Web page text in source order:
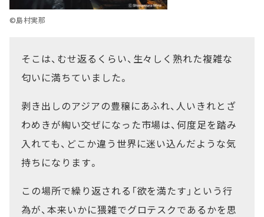
©島村実那
そこは、むせ返るくらい、生々しく熟れた複雑な
匂いに満ちていました。
剥き出しのアジアの豊穣にあふれ、人いきれとざ
わめきが綯い交ぜになった市場は、何度足を踏み
入れても、どこか違う世界に迷い込んだような気
持ちになります。
この場所で繰り返される「欲を満たす」という行
為が、本来いかに猥雑でグロテスクであるかを思